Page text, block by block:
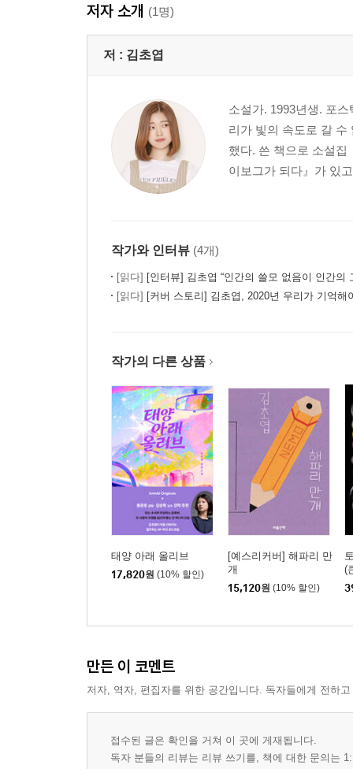
저자 소개 (1명)
저 : 김초엽
소설가. 1993년생. 포
리가 빛의 속도로 갈
했다. 쓴 책으로 소설집
이보그가 되다』가 있
작가와 인터뷰 (4개)
[읽다] [인터뷰] 김초엽 “인간의 쓸모 없음이 인간의
[읽다] [커버 스토리] 김초엽, 2020년 우리가 기억해
작가의 다른 상품
태양 아래 올리브
17,820원 (10% 할인)
[예스리커버] 해파리 만
개
15,120원 (10% 할인)
(
만든 이 코멘트
저자, 역자, 편집자를 위한 공간입니다. 독자들에게 전하
접수된 글은 확인을 거쳐 이 곳에 게재됩니다.
독자 분들의 리뷰는 리뷰 쓰기를, 책에 대한 문의는